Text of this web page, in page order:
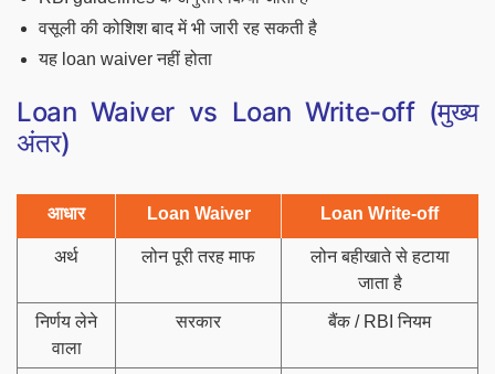
वसूली की कोशिश बाद में भी जारी रह सकती है
यह loan waiver नहीं होता
Loan Waiver vs Loan Write-off (मुख्य
अंतर)
आधार Loan Waiver Loan Write-off
अर्थ लोन पूरी तरह माफ
लोन बहीखाते से हटाया
जाता है
निर्णय लेने
वाला
सरकार बैंक / RBI नियम